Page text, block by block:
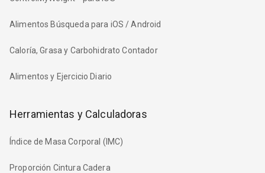
Alimentos Búsqueda para iOS / Android
Caloría, Grasa y Carbohidrato Contador
Alimentos y Ejercicio Diario
Herramientas y Calculadoras
Índice de Masa Corporal (IMC)
Proporción Cintura Cadera